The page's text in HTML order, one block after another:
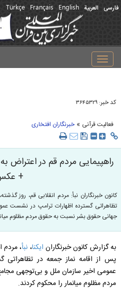
فارسی العربیة English
Français
Türkçe
Toggle
navigation
کد خبر: ۳۶۴۵۳۲۹
فعالیت قرآنی » خبرنگاران افتخاری
راهپیمایی مردم قم در اعتراض
+
تظاهراتی گسترده اظهارات ترامپ در نشست
جهانی حقوق بشر نسبت به حقوق مردم مظلوم
به گزارش کانون خبرنگاران ایکنا، نبأ
پس از اقامه نماز جمعه در
عمومی اخیر سازمان ملل و بی‌توجهی
مردم مظلوم میانمار را محکوم کردند.